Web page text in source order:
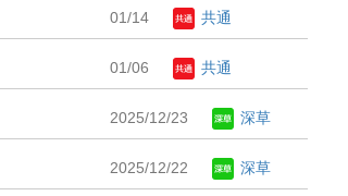
01/14 共通
01/06 共通
2025/12/23 深草
2025/12/22 深草